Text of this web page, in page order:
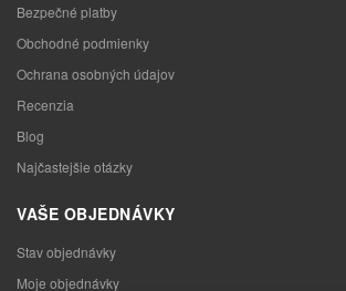
Bezpečné platby
Obchodné podmienky
Ochrana osobných údajov
Recenzia
Blog
Najčastejšie otázky
VAŠE OBJEDNÁVKY
Stav objednávky
Moje objednávky